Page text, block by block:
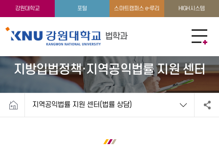
강원대학교 포털 스마트캠퍼스 e-루리 HIGH시스템
법학과
교육과정 학생활동
지방입법정책·지역공익법률 지원 센터
지역공익법률 지원 센터(법률 상담)